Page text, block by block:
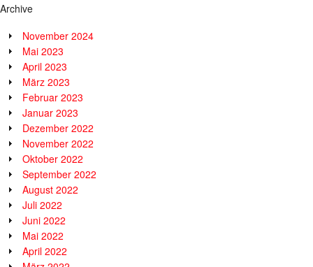
Archive
November 2024
Mai 2023
April 2023
März 2023
Februar 2023
Januar 2023
Dezember 2022
November 2022
Oktober 2022
September 2022
August 2022
Juli 2022
Juni 2022
Mai 2022
April 2022